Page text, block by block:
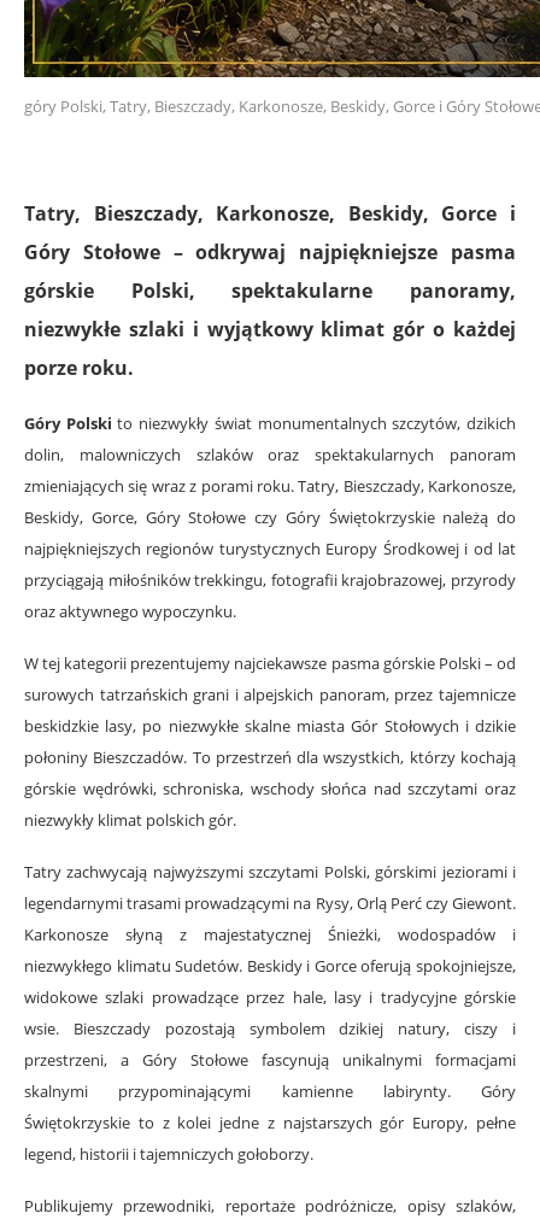
góry Polski, Tatry, Bieszczady, Karkonosze, Beskidy, Gorce i Góry
Tatry, Bieszczady, Karkonosze, Beskidy, Gorce i
Góry Stołowe – odkrywaj najpiękniejsze pasma
górskie Polski, spektakularne panoramy,
niezwykłe szlaki i wyjątkowy klimat gór o każdej
porze roku.
Góry Polski to niezwykły świat monumentalnych szczytów, dzikich
dolin, malowniczych szlaków oraz spektakularnych panoram
zmieniających się wraz z porami roku. Tatry, Bieszczady, Karkonosze,
Beskidy, Gorce, Góry Stołowe czy Góry Świętokrzyskie należą do
najpiękniejszych regionów turystycznych Europy Środkowej i od lat
przyciągają miłośników trekkingu, fotografii krajobrazowej, przyrody
oraz aktywnego wypoczynku.
W tej kategorii prezentujemy najciekawsze pasma górskie Polski – od
surowych tatrzańskich grani i alpejskich panoram, przez tajemnicze
beskidzkie lasy, po niezwykłe skalne miasta Gór Stołowych i dzikie
połoniny Bieszczadów. To przestrzeń dla wszystkich, którzy kochają
górskie wędrówki, schroniska, wschody słońca nad szczytami oraz
niezwykły klimat polskich gór.
Tatry zachwycają najwyższymi szczytami Polski, górskimi jeziorami i
legendarnymi trasami prowadzącymi na Rysy, Orlą Perć czy Giewont.
Karkonosze słyną z majestatycznej Śnieżki, wodospadów i
niezwykłego klimatu Sudetów. Beskidy i Gorce oferują spokojniejsze,
widokowe szlaki prowadzące przez hale, lasy i tradycyjne górskie
wsie. Bieszczady pozostają symbolem dzikiej natury, ciszy i
przestrzeni, a Góry Stołowe fascynują unikalnymi formacjami
skalnymi przypominającymi kamienne labirynty. Góry
Świętokrzyskie to z kolei jedne z najstarszych gór Europy, pełne
legend, historii i tajemniczych gołoborzy.
Publikujemy przewodniki, reportaże podróżnicze, opisy szlaków,